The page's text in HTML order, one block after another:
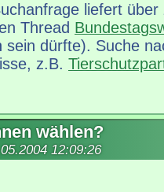
liefert über
Thread
sein dürfte). Suche
z.B.
wählen?
12:09:26